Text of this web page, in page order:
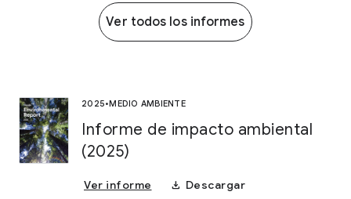
Ver todos los informes
2025•MEDIO AMBIENTE
Informe de impacto ambiental
(2025)
Ver informe download Descargar